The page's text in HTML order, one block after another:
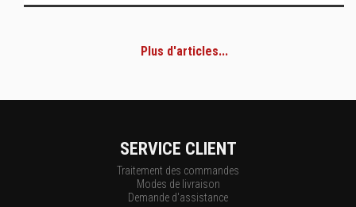
Plus d'articles...
SERVICE CLIENT
Traitement des commandes
Modes de livraison
Demande d'assistance